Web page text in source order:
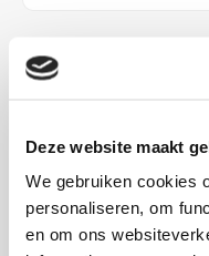
Deze website maakt
We gebruiken cookies
personaliseren, om
en om ons
€24,99
ca. 48 x 34 cm
Moeilijkheidsgraad: 2/5